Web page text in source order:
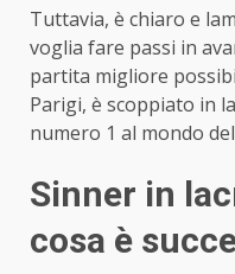
Tuttavia, è chiaro e
voglia fare passi in
partita migliore
Parigi, è scoppiato in
numero 1 al mondo
Sinner in
cosa è